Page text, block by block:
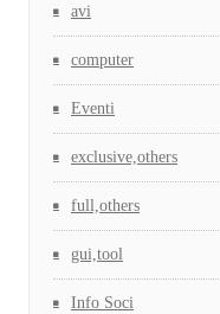
avi
computer
Eventi
exclusive,others
full,others
gui,tool
Info Soci